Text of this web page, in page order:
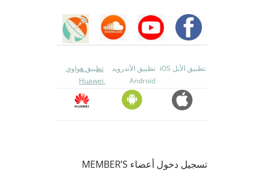
تطبيق الأبل iOS
تطبيق الأندرويد
Android
تطبيق هواوي
تسجيل دخول أعضاء MEMBER’S